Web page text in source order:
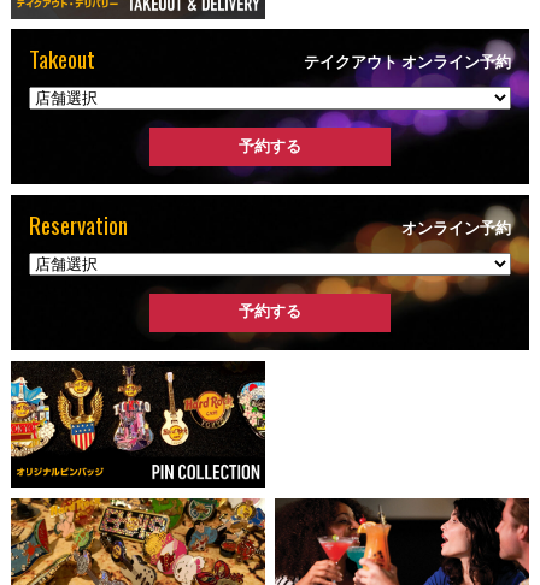
Takeout テイクアウト オンライン予約
Reservation オンライン予約